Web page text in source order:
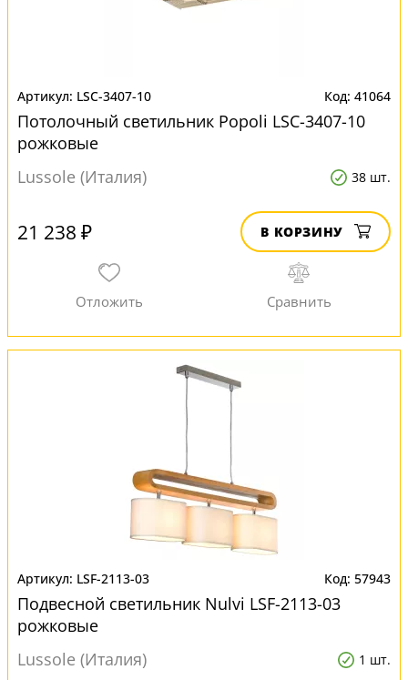
LSC-3407-10 41064
Потолочный светильник Popoli LSC-3407-10
рожковые
Lussole (Италия)
38 шт.
21 238 ₽ В КОРЗИНУ
LSF-2113-03 57943
Подвесной светильник Nulvi LSF-2113-03
рожковые
Lussole (Италия)
1 шт.